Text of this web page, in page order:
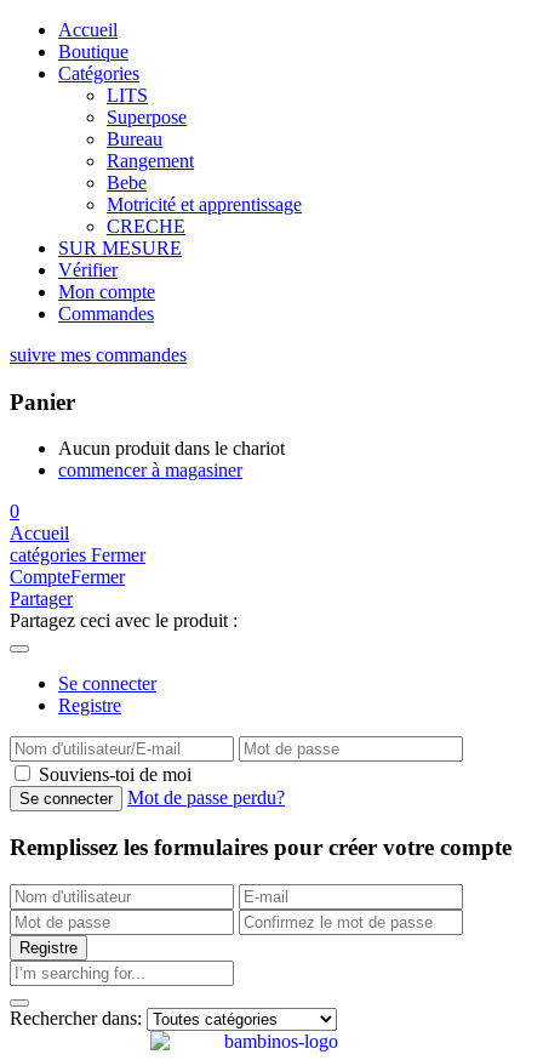
Accueil
Boutique
Catégories
LITS
Superpose
Bureau
Rangement
Bebe
Motricité et apprentissage
CRECHE
SUR MESURE
Vérifier
Mon compte
Commandes
suivre mes commandes
Panier
Aucun produit dans le chariot
commencer à magasiner
0
Accueil
catégories Fermer
CompteFermer
Partager
Partagez ceci avec le produit :
Se connecter
Registre
Souviens-toi de moi
Mot de passe perdu?
Remplissez les formulaires pour créer votre compte
Rechercher dans: